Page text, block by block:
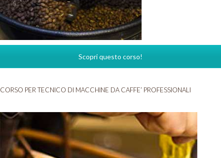
Scopri questo corso!
CORSO PER TECNICO DI MACCHINE DA CAFFE’ PROFESSIONALI